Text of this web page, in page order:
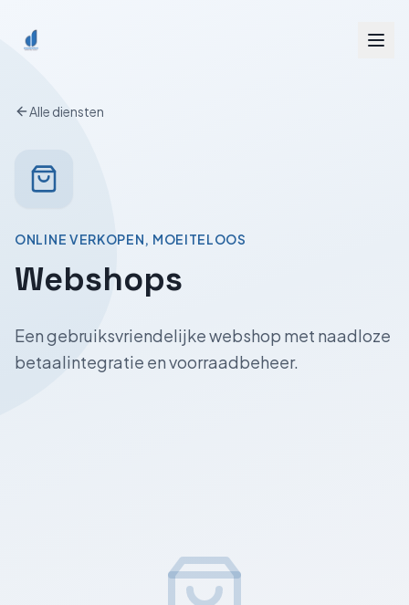
Alle diensten
ONLINE VERKOPEN, MOEITELOOS
Webshops
Een gebruiksvriendelijke webshop met naadloze
betaalintegratie en voorraadbeheer.